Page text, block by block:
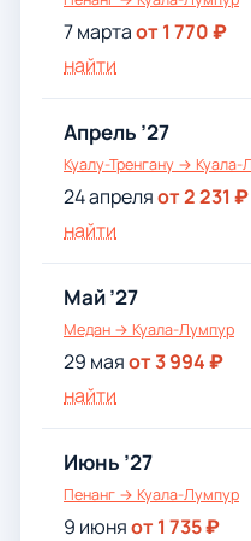
7 мартаот 1 770 ₽
найти
Апрель ’27
Куалу-Тренгану → Куала-
24 апреляот 2 231 ₽
найти
Май ’27
Медан → Куала-Лумпур
29 маяот 3 994 ₽
найти
Июнь ’27
Пенанг → Куала-Лумпур
9 июняот 1 735 ₽